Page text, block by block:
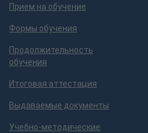
Прием на обучение
Формы обучения
Продолжительность
обучения
Итоговая аттестация
Выдаваемые документы
Учебно-методические